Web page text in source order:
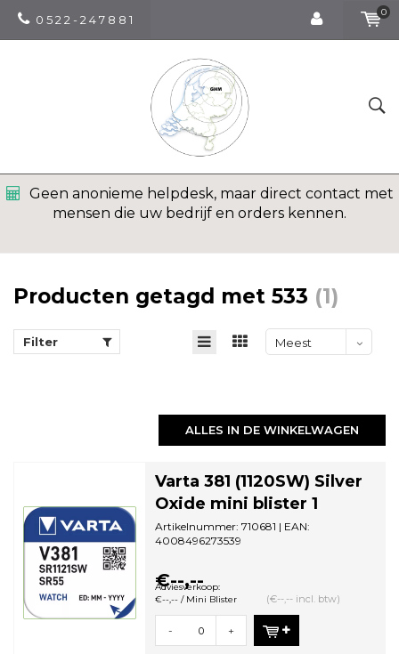
0 5 2 2 - 2 4 7 8 8 1
0
Geen anonieme helpdesk, maar direct contact met
mensen die uw bedrijf en orders kennen.
Producten getagd met 533 (1)
Filter
Meest
ALLES IN DE WINKELWAGEN
Varta 381 (1120SW) Silver
Oxide mini blister 1
Artikelnummer: 710681 | EAN:
4008496273539
€--,--
Adviesverkoop:
€--,-- / Mini Blister
(€--,-- incl. btw)
- +